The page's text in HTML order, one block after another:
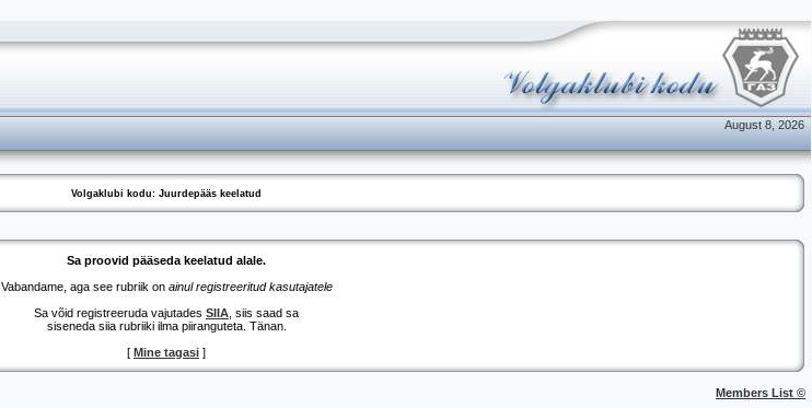
August 8, 2026
Volgaklubi kodu: Juurdepääs keelatud
Sa proovid pääseda keelatud alale.
Vabandame, aga see rubriik on ainul registreeritud kasutajatele
Sa võid registreeruda vajutades SIIA , siis saad sa
siseneda siia rubriiki ilma piiranguteta. Tänan.
[ Mine tagasi ]
Members List ©